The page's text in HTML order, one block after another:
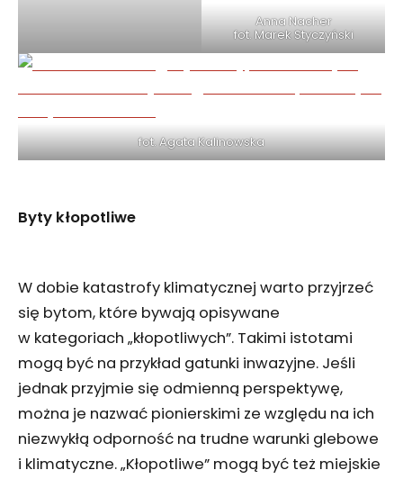
Anna Nacher
fot. Marek Styczyński
fot. Agata Kalinowska
Byty kłopotliwe
W dobie katastrofy klimatycznej warto przyjrzeć
się bytom, które bywają opisywane
w kategoriach „kłopotliwych”. Takimi istotami
mogą być na przykład gatunki inwazyjne. Jeśli
jednak przyjmie się odmienną perspektywę,
można je nazwać pionierskimi ze względu na ich
niezwykłą odporność na trudne warunki glebowe
i klimatyczne. „Kłopotliwe” mogą być też miejskie